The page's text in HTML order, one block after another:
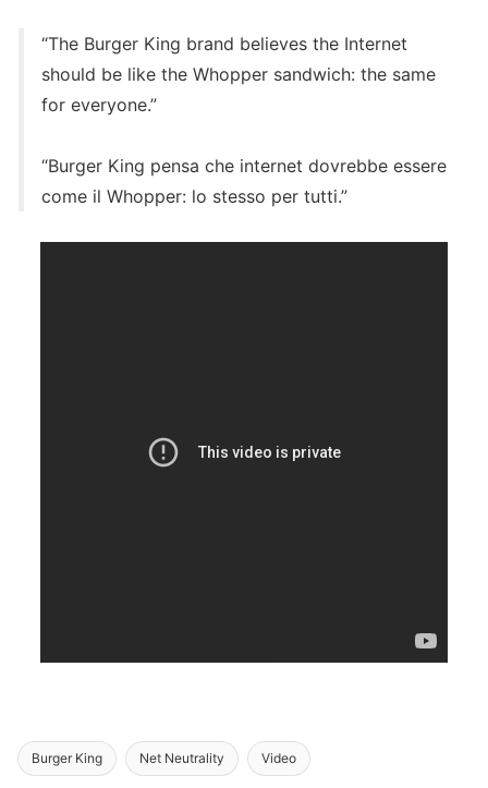
“The Burger King brand believes the Internet
should be like the Whopper sandwich: the same
for everyone.”
“Burger King pensa che internet dovrebbe essere
come il Whopper: lo stesso per tutti.”
Burger King Net Neutrality Video